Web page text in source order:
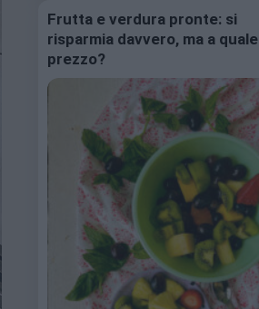
Frutta e verdura pronte: si
risparmia davvero, ma a quale
prezzo?